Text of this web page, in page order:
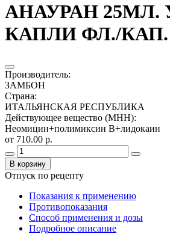
АНАУРАН
КАПЛИ ФЛ./КАП.
Производитель:
ЗАМБОН
Страна:
ИТАЛЬЯНСКАЯ РЕСПУБЛИКА
Действующее вещество (МНН):
Неомицин+полимиксин В+лидокаин
от 710.00 р.
В корзину
Отпуск по рецепту
Показания к применению
Противопоказания
Способ применения и дозы
Подробное описание